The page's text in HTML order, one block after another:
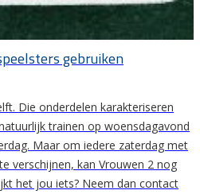
gebruiken
Die onderdelen karakteriseren
trainen op woensdagavond
Maar om iedere zaterdag met
verschijnen, kan Vrouwen 2 nog
het jou iets? Neem dan contact